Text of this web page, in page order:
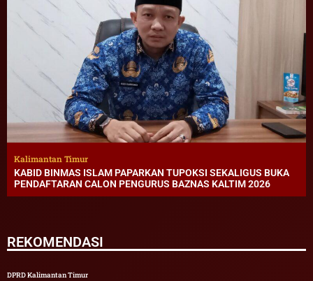
Kalimantan Timur
KABID BINMAS ISLAM PAPARKAN TUPOKSI SEKALIGUS BUKA
PENDAFTARAN CALON PENGURUS BAZNAS KALTIM 2026
REKOMENDASI
DPRD Kalimantan Timur